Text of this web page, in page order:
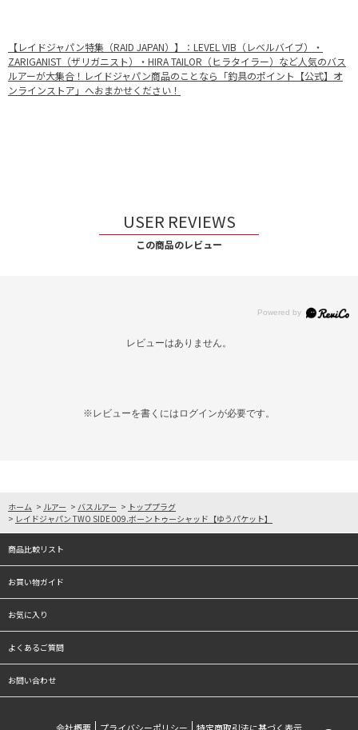
【レイドジャパン特集（RAID JAPAN）】：LEVEL VIB（レベルバイブ）・
ZARIGANIST（ザリガニスト）・HIRA TAILOR（ヒラタイラー）など人気のバス
ルアーが大集合！レイドジャパン商品のことなら「釣具のポイント【公式】オ
ンラインストア」へおまかせください！
USER REVIEWS
この商品のレビュー
レビューはありません。
※レビューを書くには ログインが必要です。
ホーム > ルアー > バスルアー > トッププラグ
> レイドジャパン TWO SIDE 009.ボーントゥーシャッド【ゆうパケット】
商品比較リスト
お買い物ガイド
お気に入り
よくあるご質問
お問い合わせ